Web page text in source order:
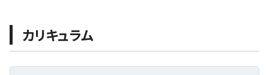
カリキュラム